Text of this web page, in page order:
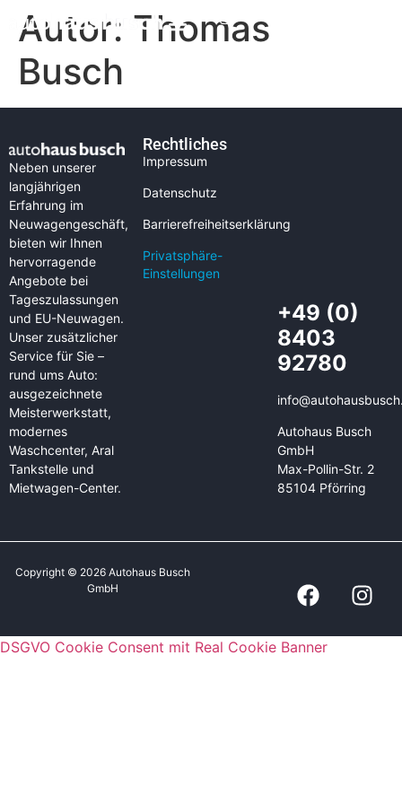
Autor: Thomas
Busch
Neben unserer
langjährigen
Erfahrung im
Neuwagengeschäft,
bieten wir Ihnen
hervorragende
Angebote bei
Tageszulassungen
und EU-Neuwagen.
Unser zusätzlicher
Service für Sie –
rund ums Auto:
ausgezeichnete
Meisterwerkstatt,
modernes
Waschcenter, Aral
Tankstelle und
Mietwagen-Center.
Rechtliches
Impressum
Datenschutz
Barrierefreiheitserklärung
Privatsphäre-
Einstellungen
+49 (0)
8403
92780
Autohaus Busch
GmbH
Max-Pollin-Str. 2
85104 Pförring
Copyright © 2026 Autohaus Busch
GmbH
DSGVO Cookie Consent mit Real Cookie Banner